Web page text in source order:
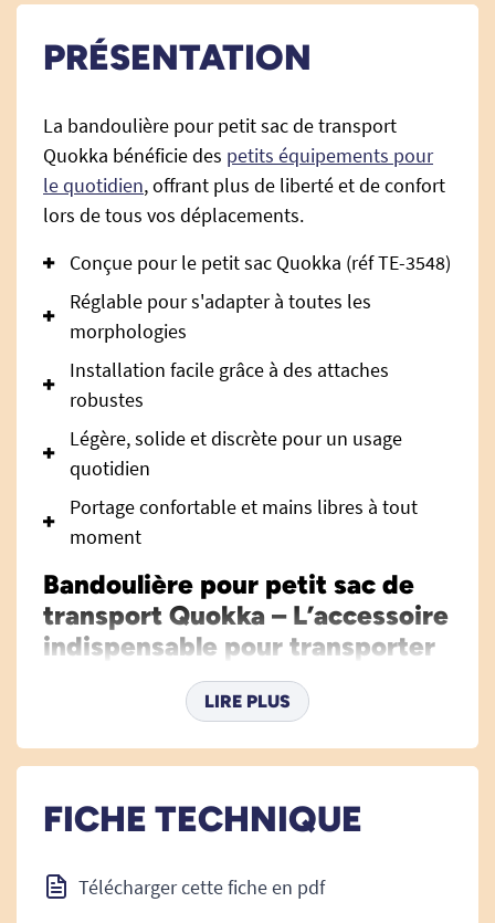
PRÉSENTATION
La bandoulière pour petit sac de transport
Quokka bénéficie des petits équipements pour
le quotidien, offrant plus de liberté et de confort
lors de tous vos déplacements.
Conçue pour le petit sac Quokka (réf TE-3548)
Réglable pour s'adapter à toutes les
morphologies
Installation facile grâce à des attaches
robustes
Légère, solide et discrète pour un usage
quotidien
Portage confortable et mains libres à tout
moment
Bandoulière pour petit sac de
transport Quokka – L’accessoire
indispensable pour transporter
vos affaires en toute simplicité
bandoulière pour petit sac de transport
Quokkaa été spécialement conçue pour offrir
fiable aux utilisateurs de fauteuil roulant, de
scooter ou toute personne utilisant le petit sac
ajustable, elle vous permet de transporter vos
LIRE PLUS
FICHE TECHNIQUE
Télécharger cette fiche en pdf